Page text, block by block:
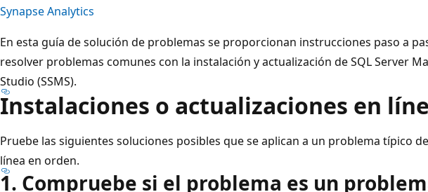
Synapse Analytics
En esta guía de solución de problemas se proporcionan instrucciones paso a
resolver problemas comunes con la instalación y actualización de SQL Server
Studio (SSMS).
Instalaciones o actualizaciones en
Pruebe las siguientes soluciones posibles que se aplican a un problema típico
línea en orden.
1. Compruebe si el problema es un